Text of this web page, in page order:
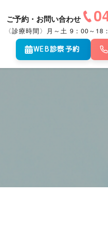
ご予約・お問い合わせ
〈診療時間〉月～土 9：00～18
WEB診察予約